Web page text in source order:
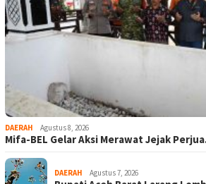
DAERAH Agustus 8, 2026
Mifa-BEL Gelar Aksi Merawat Jejak
DAERAH Agustus 7, 2026